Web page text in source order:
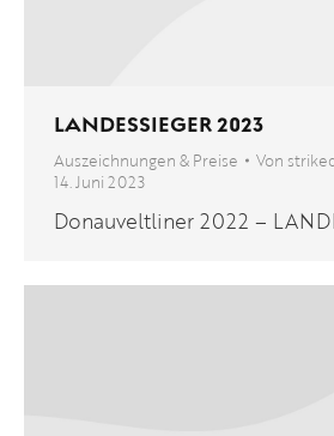
LANDESSIEGER 2023
Auszeichnungen & Preise Von
14. Juni 2023
Donauveltliner 2022 –